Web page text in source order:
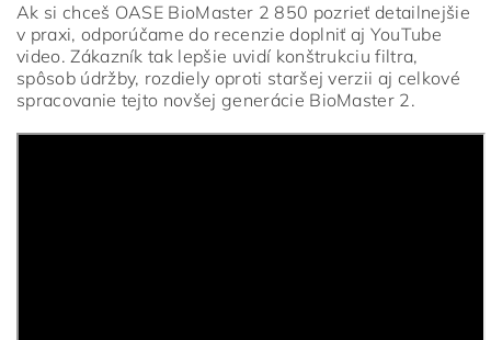
Ak si chceš OASE BioMaster 2 850 pozrieť detailnejšie
v praxi, odporúčame do recenzie doplniť aj YouTube
video. Zákazník tak lepšie uvidí konštrukciu filtra,
spôsob údržby, rozdiely oproti staršej verzii aj celkové
spracovanie tejto novšej generácie BioMaster 2.